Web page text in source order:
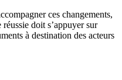
ces changements,
doit s’appuyer sur
à destination des acteurs